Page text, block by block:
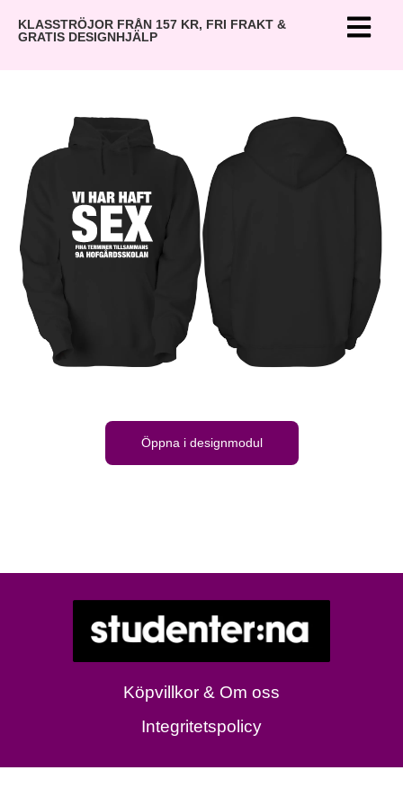
KLASSTRÖJOR FRÅN 157 KR, FRI FRAKT &
GRATIS DESIGNHJÄLP
Öppna i designmodul
Köpvillkor & Om oss
Integritetspolicy